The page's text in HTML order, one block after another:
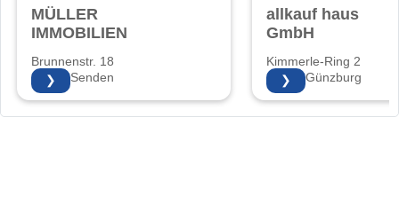
MÜLLER
IMMOBILIEN
Brunnenstr. 18
89250 Senden
❯
allkauf haus
GmbH
Kimmerle-Ring 2
89312 Günzburg
❯